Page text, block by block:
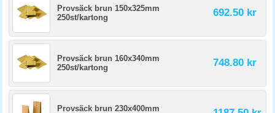
Provsäck brun 150x325mm
250st/kartong
692.50 kr
Provsäck brun 160x340mm
250st/kartong
748.80 kr
Provsäck brun 230x400mm